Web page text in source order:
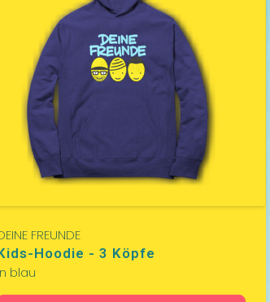
FREUNDE
Hoodie - 3 Köpfe
blau